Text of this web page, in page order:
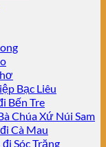
Bạc Liêu
Bến Tre
Chúa Xứ Núi Sam
Cà Mau
Sóc Trăng